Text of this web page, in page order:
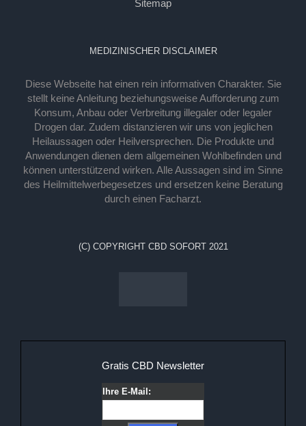
Sitemap
MEDIZINISCHER DISCLAIMER
Diese Webseite hat einen rein informativen Charakter. Sie
stellt keine Anleitung beziehungsweise Aufforderung zum
Konsum, Anbau oder Verbreitung illegaler oder legaler
Drogen dar. Zudem distanzieren wir uns von jeglichen
Heilaussagen oder Heilversprechen. Die Produkte und
Anwendungen dienen dem allgemeinen Wohlbefinden und
können unterstützend wirken. Alle Aussagen sind im Sinne
des Heilmittelwerbegesetzes und ersetzen keine Beratung
durch einen Facharzt.
(C) COPYRIGHT CBD SOFORT 2021
Gratis CBD Newsletter
Ihre E-Mail: